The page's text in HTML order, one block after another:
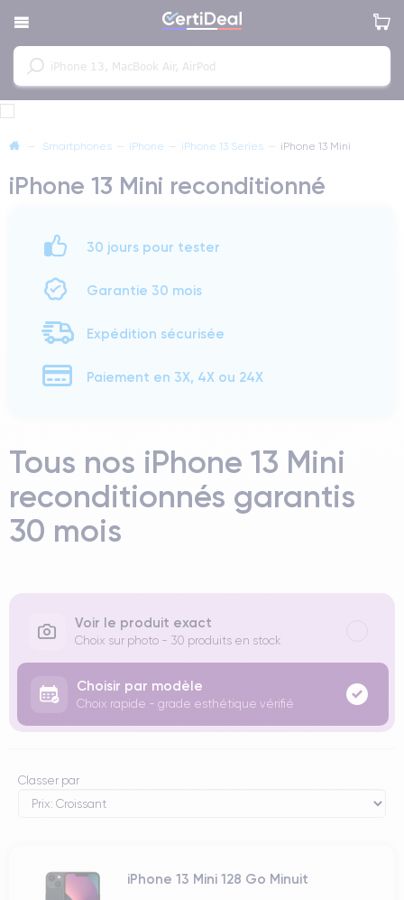
— Smartphones — iPhone — iPhone 13 Series — iPhone 13 Mini
iPhone 13 Mini reconditionné
30 jours pour tester
Garantie 30 mois
Expédition sécurisée
Paiement en 3X, 4X ou 24X
Tous nos iPhone 13 Mini
reconditionnés garantis
30 mois
Voir le produit exact
Choix sur photo - 30 produits en stock
Choisir par modèle
Choix rapide - grade esthétique vérifié
Classer par
iPhone 13 Mini 128 Go Minuit